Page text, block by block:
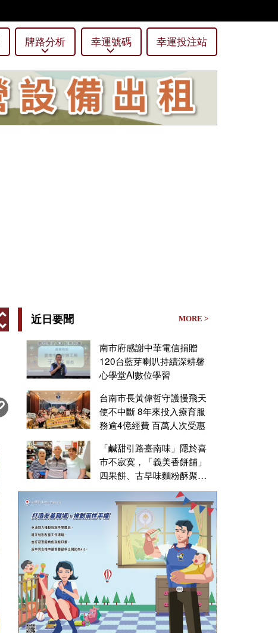
牌路分析 幸運號碼 幸運投注站
近日要聞 MORE >
南市府感謝中華電信捐贈
120台藍芽喇叭持續深耕馨
心學堂AI數位學習
台南市長黃偉哲守護慢飛天
使不中斷 8年來投入療育服
務逾4億經費 百萬人次受惠
「鹹甜引路臺南味」隱於喜
市不寂寞，「義美香餅舖」
四果餅、古早味麵粉酥聚人
氣